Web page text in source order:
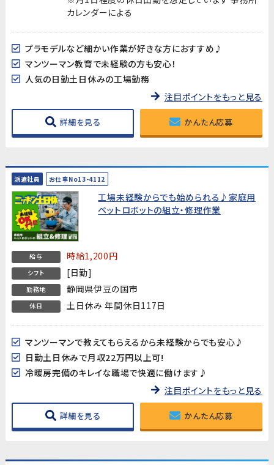
カレンダーによる
プラモデルなど細かい作業が好きな方におすすめ♪
マンツーマン教育で未経験の方も安心！
人気の日勤土日休みの工場勤務
注目ポイントをもっと見る
詳細を見る かんたん応募
派遣社員 お仕事No13-4112
工場未経験からでも始められる♪家庭用
ペットロボットの組立・修理作業
給与 時給1,200円
シフト [日勤]
勤務地 静岡県伊豆の国市
休日 土日休み 年間休日117日
マンツーマンで教えてもらえるから未経験からでも安心♪
日勤土日休みで月収22万円以上可!
冷暖房完備のキレイな職場で快適に働けます♪
注目ポイントをもっと見る
詳細を見る かんたん応募